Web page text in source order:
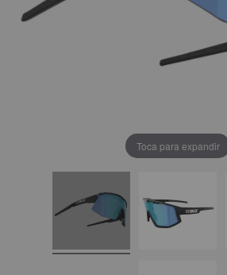
Toca para expandir